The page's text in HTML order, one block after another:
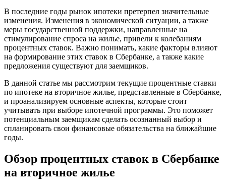
В последние годы рынок ипотеки претерпел значительные
изменения. Изменения в экономической ситуации, а также
меры государственной поддержки, направленные на
стимулирование спроса на жилье, привели к колебаниям
процентных ставок. Важно понимать, какие факторы влияют
на формирование этих ставок в Сбербанке, а также какие
предложения существуют для заемщиков.
В данной статье мы рассмотрим текущие процентные ставки
по ипотеке на вторичное жилье, представленные в Сбербанке,
и проанализируем основные аспекты, которые стоит
учитывать при выборе ипотечной программы. Это поможет
потенциальным заемщикам сделать осознанный выбор и
спланировать свои финансовые обязательства на ближайшие
годы.
Обзор процентных ставок в Сбербанке
на вторичное жилье